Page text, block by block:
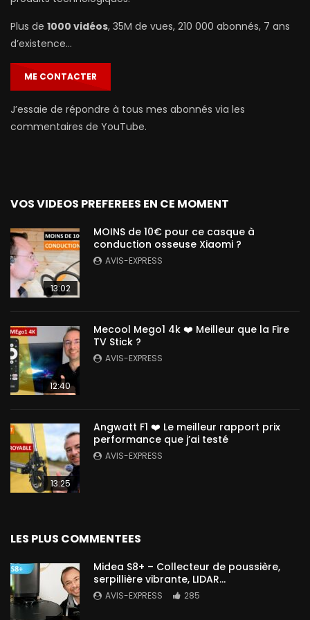
Plus de 1000 vidéos, 35M de vues, 210 000 abonnés, 7 ans
d’existence…
ME CONTACTER
J’essaie de répondre à tous mes abonnés via les
commentaires de YouTube.
VOS VIDEOS PREFEREES EN CE MOMENT
13:02
MOINS de 10€ pour ce casque à
conduction osseuse Xiaomi ?
AVIS-EXPRESS
12:40
Mecool Mego1 4k ❤️ Meilleur que la Fire
TV Stick ?
AVIS-EXPRESS
13:25
Angwatt F1 ❤️ Le meilleur rapport prix
performance que j’ai testé
AVIS-EXPRESS
LES PLUS COMMENTEES
Midea S8+ – Collecteur de poussière,
serpillière vibrante, LIDAR…
AVIS-EXPRESS 285